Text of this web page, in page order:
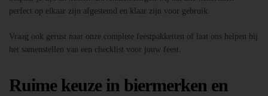
perfect op elkaar zijn afgestemd en klaar zijn voor gebruik.
Vraag ook gerust naar onze complete feestpakketten of laat ons helpen bij
het samenstellen van een checklist voor jouw feest.
Ruime keuze in biermerken en